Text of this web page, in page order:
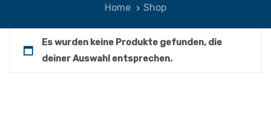
Home Shop
Es wurden keine Produkte gefunden, die
deiner Auswahl entsprechen.